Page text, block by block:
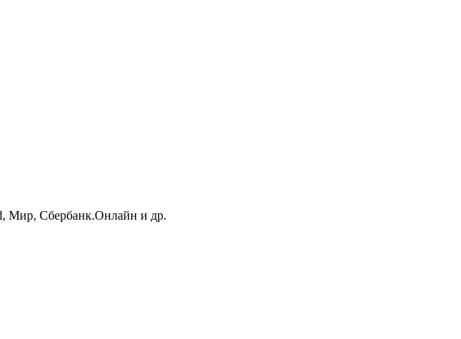
Мир, Сбербанк.Онлайн и др.